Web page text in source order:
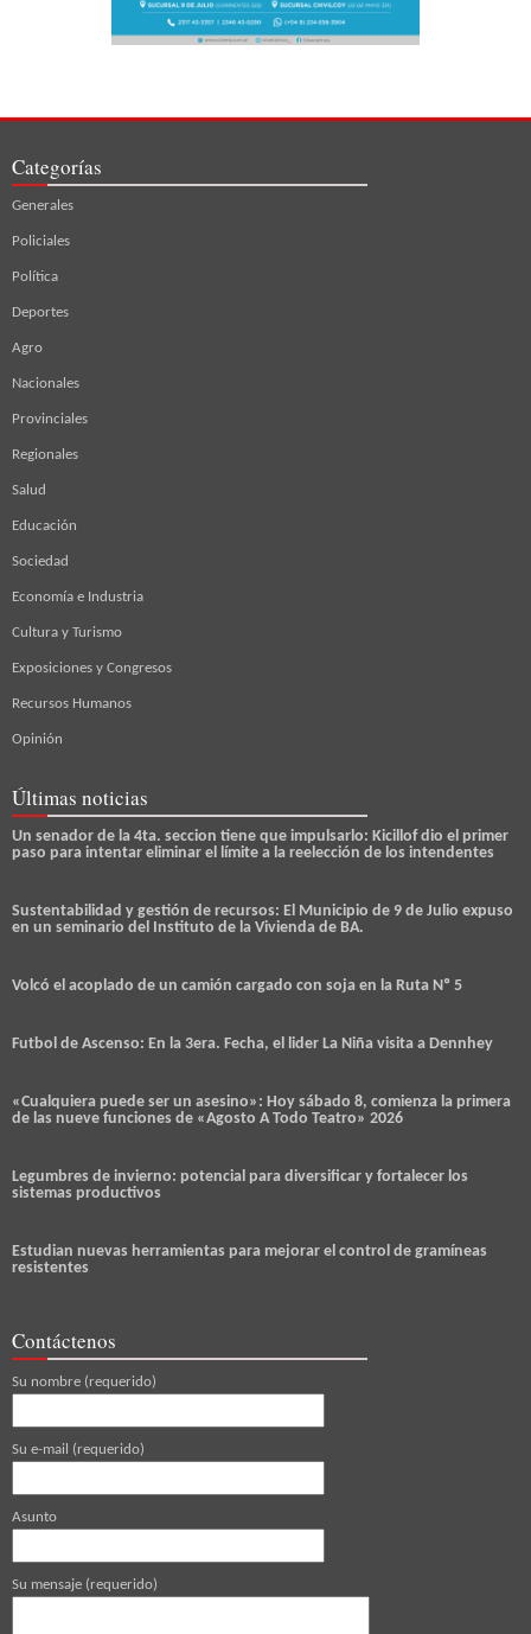
Categorías
Generales
Policiales
Política
Deportes
Agro
Nacionales
Provinciales
Regionales
Salud
Educación
Sociedad
Economía e Industria
Cultura y Turismo
Exposiciones y Congresos
Recursos Humanos
Opinión
Últimas noticias
Un senador de la 4ta. seccion tiene que impulsarlo: Kicillof dio el primer
paso para intentar eliminar el límite a la reelección de los intendentes
Sustentabilidad y gestión de recursos: El Municipio de 9 de Julio expuso
en un seminario del Instituto de la Vivienda de BA.
Volcó el acoplado de un camión cargado con soja en la Ruta Nº 5
Futbol de Ascenso: En la 3era. Fecha, el lider La Niña visita a Dennhey
«Cualquiera puede ser un asesino»: Hoy sábado 8, comienza la primera
de las nueve funciones de «Agosto A Todo Teatro» 2026
Legumbres de invierno: potencial para diversificar y fortalecer los
sistemas productivos
Estudian nuevas herramientas para mejorar el control de gramíneas
resistentes
Contáctenos
Su nombre (requerido)
Su e-mail (requerido)
Asunto
Su mensaje (requerido)